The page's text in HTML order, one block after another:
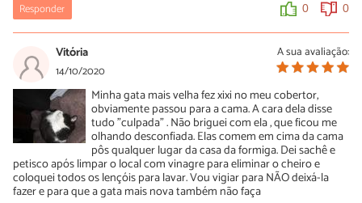
Responder 0 0
A sua avaliação:
Vitória
14/10/2020
Minha gata mais velha fez xixi no meu cobertor,
obviamente passou para a cama. A cara dela disse
tudo "culpada" . Não briguei com ela , que ficou me
olhando desconfiada. Elas comem em cima da cama
pôs qualquer lugar da casa da formiga. Dei sachê e
petisco após limpar o local com vinagre para eliminar o cheiro e
coloquei todos os lençóis para lavar. Vou vigiar para NÃO deixá-la
fazer e para que a gata mais nova também não faça